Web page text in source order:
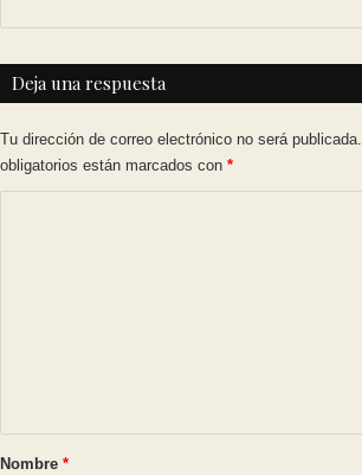
Deja una respuesta
Tu dirección de correo electrónico no será publicada.
obligatorios están marcados con *
rNombre *